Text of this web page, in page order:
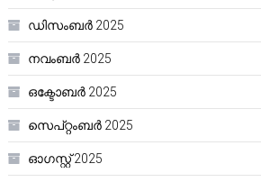
ഡിസംബർ 2025
നവംബർ 2025
ഒക്ടോബർ 2025
സെപ്റ്റംബർ 2025
ഓഗസ്റ്റ്‌ 2025